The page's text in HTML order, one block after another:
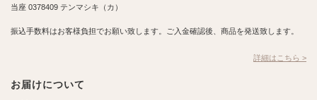
当座 0378409 テンマシキ（カ）
振込手数料はお客様負担でお願い致します。ご入金確認後、商品を発送致します。
詳細はこちら >
お届けについて